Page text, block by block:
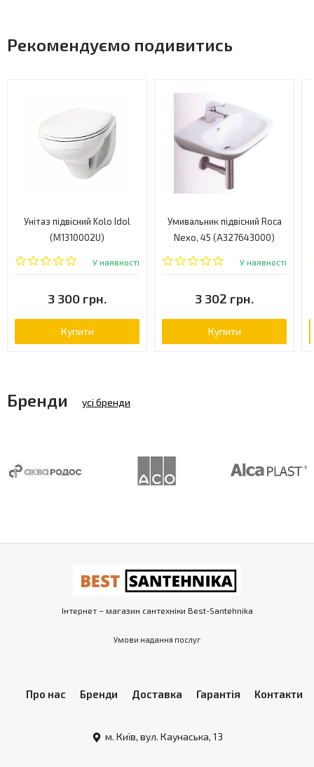
Рекомендуємо подивитись
Унітаз підвісний Kolo Idol
(M1310002U)
У наявності
3 300 грн.
Купити
Умивальник підвісний Roca
Nexo, 45 (A327643000)
У наявності
3 302 грн.
Купити
Бренди усі бренди
Інтернет – магазин сантехніки Best-Santehnika
Умови надання послуг
Про нас Бренди Доставка Гарантія Контакти
м. Київ, вул. Каунаська, 13